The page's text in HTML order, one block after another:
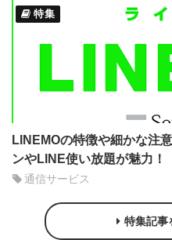
特集
LINEMOの特徴や細かな注
ンやLINE使い放題が魅力！
通信サービス
特集記事